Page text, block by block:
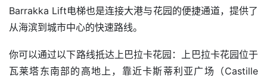
Barrakka Lift电梯也是连接大港与花园的便捷通道，提供了
从海滨到城市中心的快速路线。
你可以通过以下路线抵达上巴拉卡花园：上巴拉卡花园位于
瓦莱塔东南部的高地上，靠近卡斯蒂利亚广场（Castille